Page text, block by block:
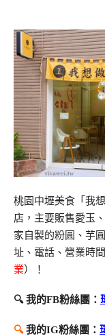
桃園中壢美食「我
店，主要販售愛玉
家自製的粉圓、芋
址、電話、營業時
業）！
🔍 我的FB粉絲團：
🔍我的IG粉絲團：